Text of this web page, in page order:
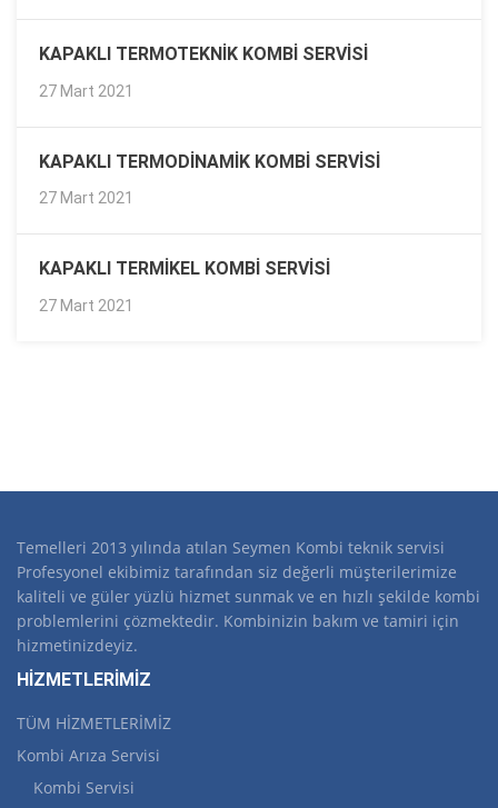
KAPAKLI TERMOTEKNIK KOMBI SERVISI
27 Mart 2021
KAPAKLI TERMODINAMIK KOMBI SERVISI
27 Mart 2021
KAPAKLI TERMIKEL KOMBI SERVISI
27 Mart 2021
Temelleri 2013 yılında atılan Seymen Kombi teknik servisi
Profesyonel ekibimiz tarafından siz değerli müşterilerimize
kaliteli ve güler yüzlü hizmet sunmak ve en hızlı şekilde kombi
problemlerini çözmektedir. Kombinizin bakım ve tamiri için
hizmetinizdeyiz.
HİZMETLERİMİZ
TÜM HİZMETLERİMİZ
Kombi Arıza Servisi
Kombi Servisi